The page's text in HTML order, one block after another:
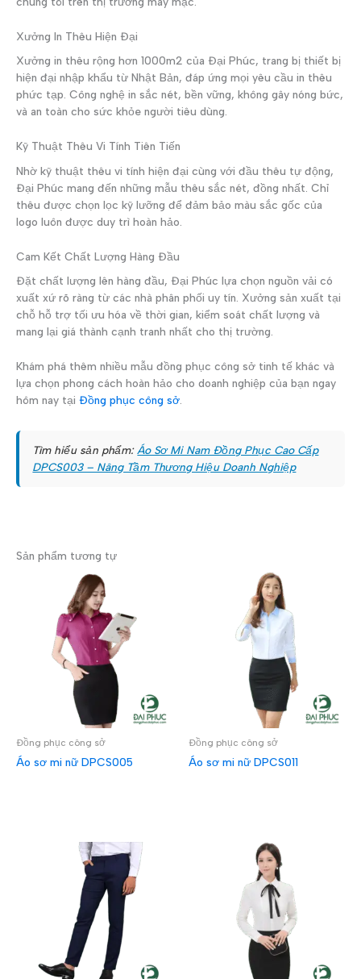
Xưởng In Thêu Hiện Đại
Xưởng in thêu rộng hơn 1000m2 của Đại Phúc, trang bị thiết bị
hiện đại nhập khẩu từ Nhật Bản, đáp ứng mọi yêu cầu in thêu
phức tạp. Công nghệ in sắc nét, bền vững, không gây nóng bức,
và an toàn cho sức khỏe người tiêu dùng.
Kỹ Thuật Thêu Vi Tính Tiên Tiến
Nhờ kỹ thuật thêu vi tính hiện đại cùng với đầu thêu tự động,
Đại Phúc mang đến những mẫu thêu sắc nét, đồng nhất. Chỉ
thêu được chọn lọc kỹ lưỡng để đảm bảo màu sắc gốc của
logo luôn được duy trì hoàn hảo.
Cam Kết Chất Lượng Hàng Đầu
Đặt chất lượng lên hàng đầu, Đại Phúc lựa chọn nguồn vải có
xuất xứ rõ ràng từ các nhà phân phối uy tín. Xưởng sản xuất tại
chỗ hỗ trợ tối ưu hóa về thời gian, kiểm soát chất lượng và
mang lại giá thành cạnh tranh nhất cho thị trường.
Khám phá thêm nhiều mẫu đồng phục công sở tinh tế khác và
lựa chọn phong cách hoàn hảo cho doanh nghiệp của bạn ngay
hôm nay tại Đồng phục công sở
Tìm hiểu sản phẩm: Áo Sơ Mi Nam Đồng Phục Cao Cấp
DPCS003 – Nâng Tầm Thương Hiệu Doanh Nghiệp
Sản phẩm tương tự
Đồng phục công sở
Áo sơ mi nữ DPCS005
Đồng phục công sở
Áo sơ mi nữ DPCS011